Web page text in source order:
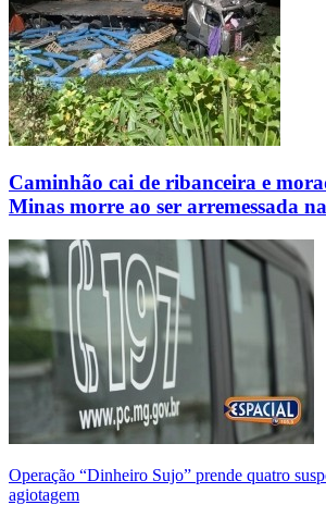
Caminhão cai de ribanceira e
Minas morre ao ser arremessada
Operação “Dinheiro Sujo” prende quatro
agiotagem